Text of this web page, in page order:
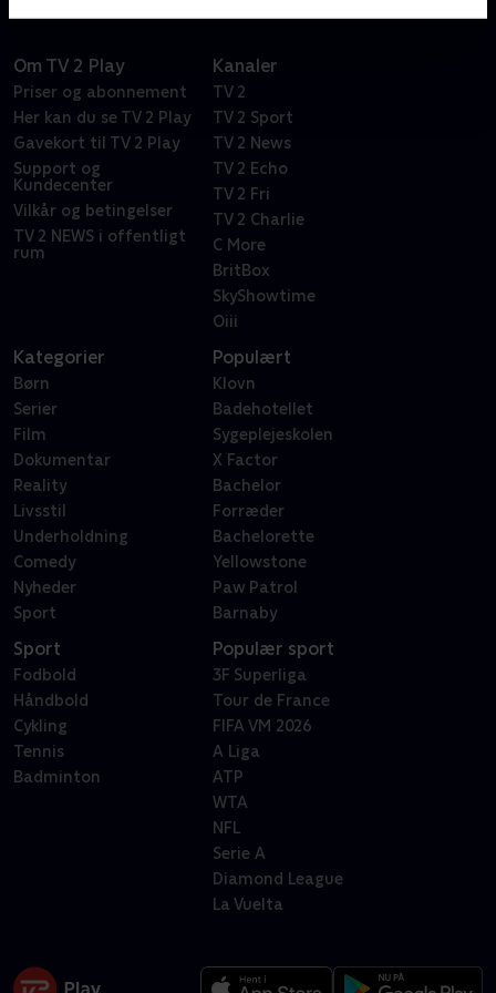
Om TV 2 Play
Priser og abonnement
Her kan du se TV 2 Play
Gavekort til TV 2 Play
Support og
Kundecenter
Vilkår og betingelser
TV 2 NEWS i offentligt
rum
Kanaler
TV 2
TV 2 Sport
TV 2 News
TV 2 Echo
TV 2 Fri
TV 2 Charlie
C More
BritBox
SkyShowtime
Oiii
Kategorier
Børn
Serier
Film
Dokumentar
Reality
Livsstil
Underholdning
Comedy
Nyheder
Sport
Populært
Klovn
Badehotellet
Sygeplejeskolen
X Factor
Bachelor
Forræder
Bachelorette
Yellowstone
Paw Patrol
Barnaby
Sport
Fodbold
Håndbold
Cykling
Tennis
Badminton
Populær sport
3F Superliga
Tour de France
FIFA VM 2026
A Liga
ATP
WTA
NFL
Serie A
Diamond League
La Vuelta